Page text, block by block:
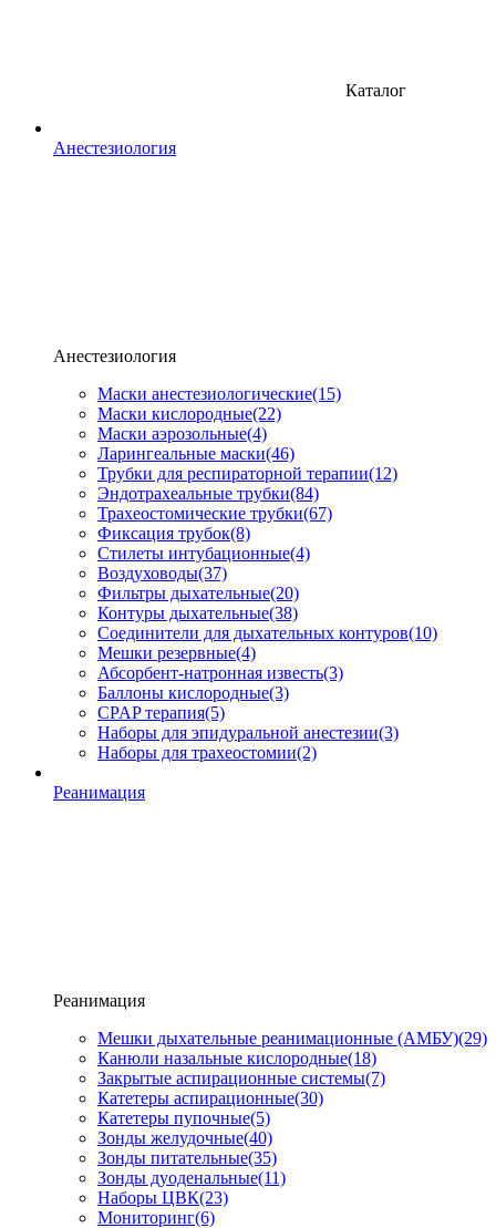
Каталог
Анестезиология
Анестезиология
Маски анестезиологические(15)
Маски кислородные(22)
Маски аэрозольные(4)
Ларингеальные маски(46)
Трубки для респираторной терапии(12)
Эндотрахеальные трубки(84)
Трахеостомические трубки(67)
Фиксация трубок(8)
Стилеты интубационные(4)
Воздуховоды(37)
Фильтры дыхательные(20)
Контуры дыхательные(38)
Соединители для дыхательных контуров(10)
Мешки резервные(4)
Абсорбент-натронная известь(3)
Баллоны кислородные(3)
CPAP терапия(5)
Наборы для эпидуральной анестезии(3)
Наборы для трахеостомии(2)
Реанимация
Реанимация
Мешки дыхательные реанимационные (АМБУ)(29)
Канюли назальные кислородные(18)
Закрытые аспирационные системы(7)
Катетеры аспирационные(30)
Катетеры пупочные(5)
Зонды желудочные(40)
Зонды питательные(35)
Зонды дуоденальные(11)
Наборы ЦВК(23)
Мониторинг(6)